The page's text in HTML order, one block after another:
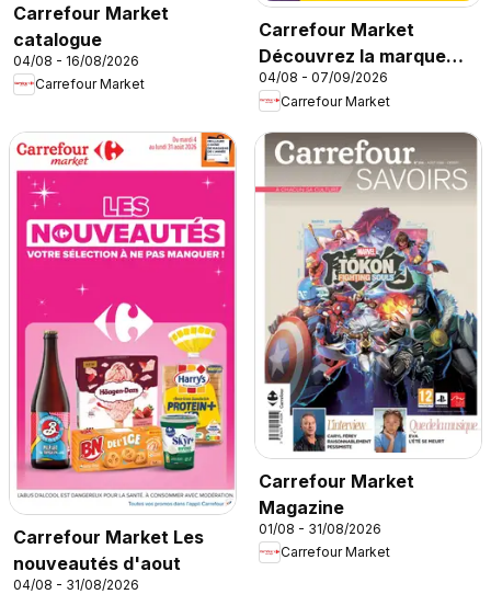
Carrefour Market
catalogue
04/08 - 16/08/2026
Carrefour Market
Carrefour Market
Découvrez la marque
carrefour companino
04/08 - 07/09/2026
Carrefour Market
Carrefour Market Les
nouveautés d'aout
04/08 - 31/08/2026
Carrefour Market
Magazine
01/08 - 31/08/2026
Carrefour Market